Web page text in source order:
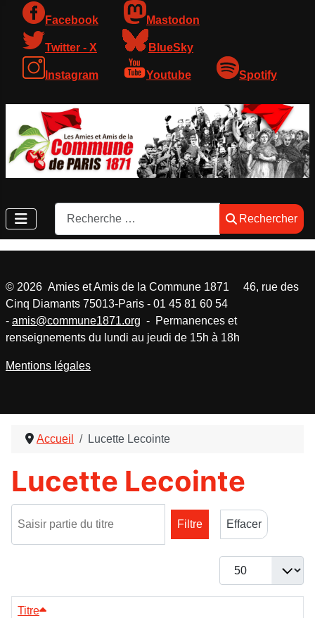
Facebook Mastodon
Twitter - X BlueSky
Instagram Youtube Spotify
Rechercher
Rechercher
Accueil Lucette Lecointe
Lucette Lecointe
Filtre
Effacer
Afficher #
Titre
© 2026 Amies et Amis de la Commune 1871 46, rue des
Cinq Diamants 75013-Paris - 01 45 81 60 54
- amis@commune1871.org - Permanences et
renseignements du lundi au jeudi de 15h à 18h
Mentions légales